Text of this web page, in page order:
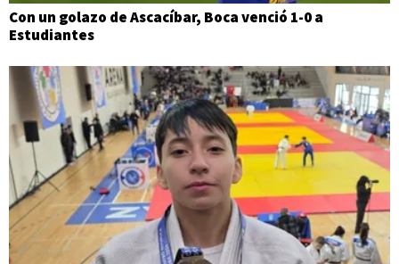
Con un golazo de Ascacíbar, Boca venció 1-0 a
Estudiantes